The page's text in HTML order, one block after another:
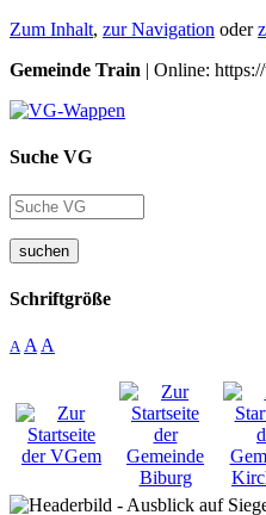
Zum Inhalt, zur Navigation oder
Gemeinde Train | Online:
Suche VG
suchen
Schriftgröße
A A A